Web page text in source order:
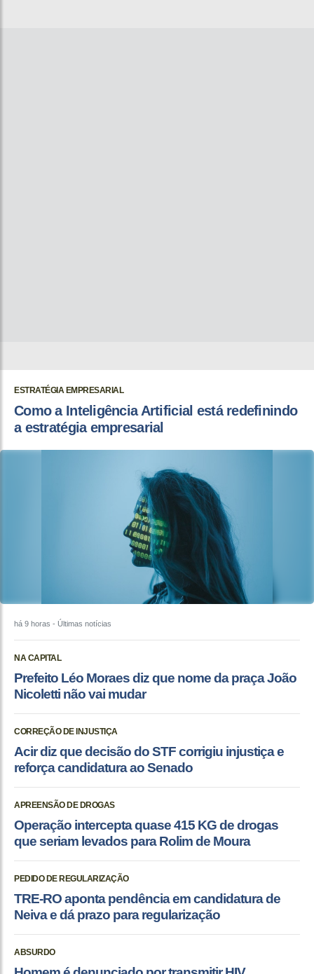
ESTRATÉGIA EMPRESARIAL
Como a Inteligência Artificial está redefinindo
a estratégia empresarial
há 9 horas - Últimas notícias
NA CAPITAL
Prefeito Léo Moraes diz que nome da praça João
Nicoletti não vai mudar
CORREÇÃO DE INJUSTIÇA
Acir diz que decisão do STF corrigiu injustiça e
reforça candidatura ao Senado
APREENSÃO DE DROGAS
Operação intercepta quase 415 KG de drogas
que seriam levados para Rolim de Moura
PEDIDO DE REGULARIZAÇÃO
TRE-RO aponta pendência em candidatura de
Neiva e dá prazo para regularização
ABSURDO